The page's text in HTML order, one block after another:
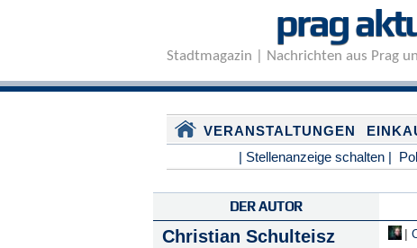
prag
Stadtmagazin | Nachrichten aus Prag
VERANSTALTUNGEN
| Stellenanzeige schalten |
DER AUTOR
Christian Schulteisz |